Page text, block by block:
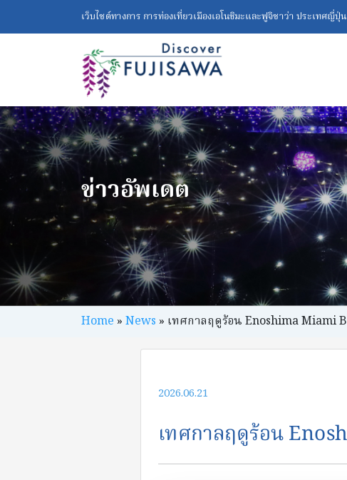
เว็บไซต์ทางการ การท่องเที่ยวเมืองเอโนชิมะและฟูจิซาว่า ประเทศญี่ปุ่น
ข่าวอัพเดต
Home »News » เทศกาลฤดูร้อน Enoshima Miami
2026.06.21
เทศกาลฤดูร้อน